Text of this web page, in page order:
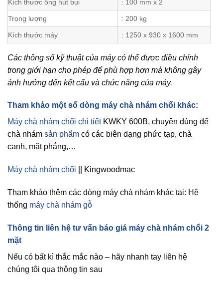
Kích thước ống hút bụi : 100 mm x 2
Trọng lượng : 200 kg
Kích thước máy : 1250 x 930 x 1600 mm
Các thông số kỹ thuật của máy có thể được điều chỉnh
trong giới hạn cho phép để phù hợp hơn mà không gây
ảnh hưởng đến kết cấu và chức năng của máy.
Tham khảo một số dòng máy chà nhám chổi khác:
Máy chà nhám chổi chi tiếtKWKY 600B, chuyên dùng để
chà nhám sản phẩm có các biên dạng phức tạp, chà
cạnh, mặt phẳng,…
Máy chà nhám chổi || Kingwoodmac
Tham khảo thêm các dòng máy chà nhám khác tại: Hệ
thống máy chà nhám gỗ
Thông tin liên hệ tư vấn báo giá máy chà nhám chổi 2
mặt
Nếu có bất kì thắc mắc nào – hãy nhanh tay liên hệ
chúng tôi qua thông tin sau